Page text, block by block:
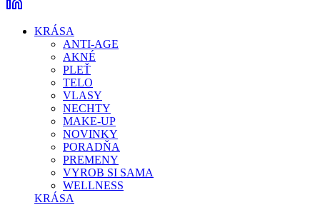
KRÁSA
ANTI-AGE
AKNÉ
PLEŤ
TELO
VLASY
NECHTY
MAKE-UP
NOVINKY
PORADŇA
PREMENY
VYROB SI SAMA
WELLNESS
KRÁSA